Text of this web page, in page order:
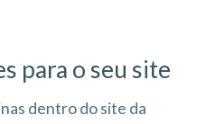
para o seu site
dentro do site da